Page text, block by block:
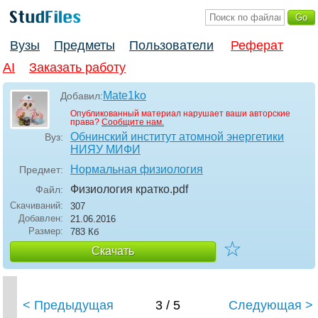
Вузы Предметы Пользователи
Реферат
AI
Заказать работу
Добавил:Mate1ko
Опубликованный материал нарушает ваши авторские
права? Сообщите нам.
Вуз:
Обнинский институт атомной энергетики
НИЯУ МИФИ
Предмет: Нормальная физиология
Файл: Физиология кратко.pdf
Скачиваний:
307
Добавлен:
21.06.2016
Размер:
783 Кб
Скачать ☆
< Предыдущая 3 / 5 Следующая >